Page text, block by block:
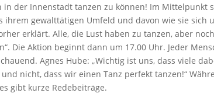
der Innenstadt tanzen zu können! Im Mittelpunkt
ihrem gewalttätigen Umfeld und davon wie sie sich
erklärt. Alle, die Lust haben zu tanzen, aber
Die Aktion beginnt dann um 17.00 Uhr. Jeder
Agnes Hube: „Wichtig ist uns, dass viele
nicht, dass wir einen Tanz perfekt tanzen!“
gibt kurze Redebeiträge.